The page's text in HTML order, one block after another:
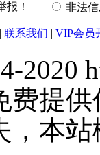
报！ 非法
| 联系我们 | VIP会员
2020
费提
，本